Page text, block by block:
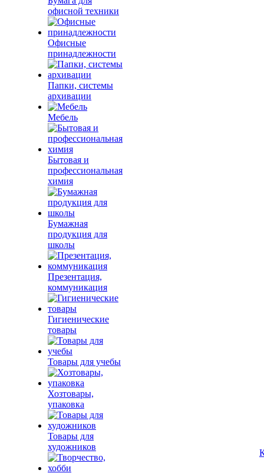
офисной техники
Офисные
принадлежности
Папки, системы
архивации
Мебель
Бытовая и
профессиональная
химия
Бумажная
продукция для
школы
Презентация,
коммуникация
Гигиенические
товары
Товары для учебы
Хозтовары,
упаковка
Товары для
художников